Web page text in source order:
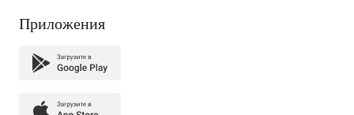
Приложения